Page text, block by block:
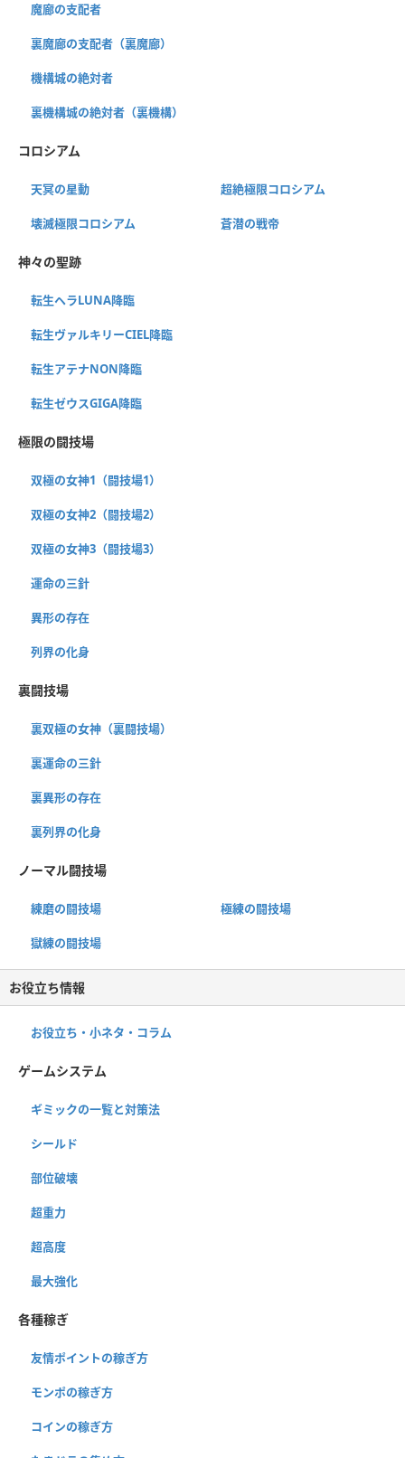
魔廊の支配者
裏魔廊の支配者（裏魔廊）
機構城の絶対者
裏機構城の絶対者（裏機構）
コロシアム
天冥の星動 超絶極限コロシアム
壊滅極限コロシアム 蒼潜の戦帝
神々の聖跡
転生ヘラLUNA降臨
転生ヴァルキリーCIEL降臨
転生アテナNON降臨
転生ゼウスGIGA降臨
極限の闘技場
双極の女神1（闘技場1）
双極の女神2（闘技場2）
双極の女神3（闘技場3）
運命の三針
異形の存在
列界の化身
裏闘技場
裏双極の女神（裏闘技場）
裏運命の三針
裏異形の存在
裏列界の化身
ノーマル闘技場
練磨の闘技場 極練の闘技場
獄練の闘技場
お役立ち情報
お役立ち・小ネタ・コラム
ゲームシステム
ギミックの一覧と対策法
シールド
部位破壊
超重力
超高度
最大強化
各種稼ぎ
友情ポイントの稼ぎ方
モンポの稼ぎ方
コインの稼ぎ方